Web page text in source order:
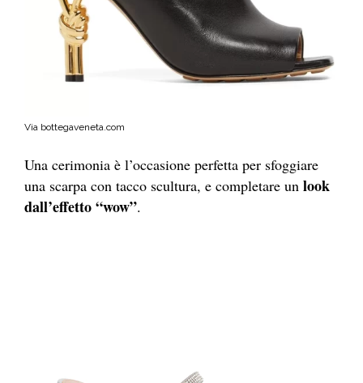
Via bottegaveneta.com
Una cerimonia è l’occasione perfetta per sfoggiare
una scarpa con tacco scultura, e completare un look
dall’effetto “wow”.